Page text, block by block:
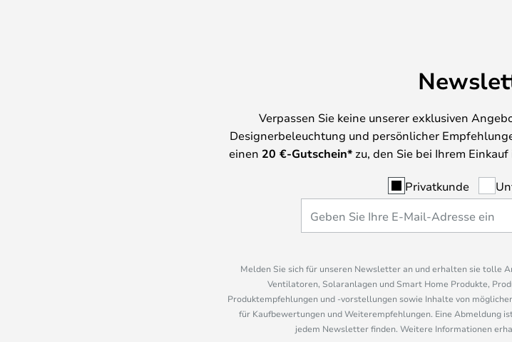
Verpassen Sie keine unserer exklusiven
Designerbeleuchtung und persönlicher
einen 20 €-Gutschein*zu, den Sie bei Ihrem
Privatkunde
Melden Sie sich für unseren Newsletter an und erhalten sie tolle
Ventilatoren, Solaranlagen und Smart Home Produkte,
Produktempfehlungen und -vorstellungen sowie Inhalte von
für Kaufbewertungen und Weiterempfehlungen. Eine Abmeldung
jedem Newsletter finden. Weitere Informationen